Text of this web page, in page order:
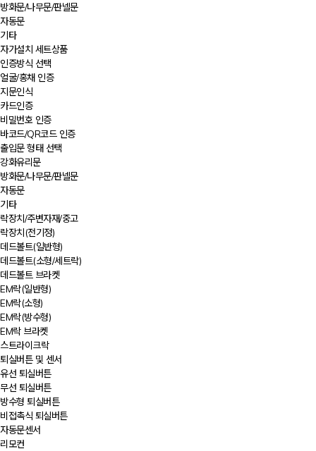
방화문/나무문/판넬문
자동문
기타
자가설치 세트상품
인증방식 선택
얼굴/홍채 인증
지문인식
카드인증
비밀번호 인증
바코드/QR코드 인증
출입문 형태 선택
강화유리문
방화문/나무문/판넬문
자동문
기타
락장치/주변자재/중고
락장치(전기정)
데드볼트(일반형)
데드볼트(소형/세트락)
데드볼트 브라켓
EM락(일반형)
EM락(소형)
EM락(방수형)
EM락 브라켓
스트라이크락
퇴실버튼 및 센서
유선 퇴실버튼
무선 퇴실버튼
방수형 퇴실버튼
비접촉식 퇴실버튼
자동문센서
리모컨